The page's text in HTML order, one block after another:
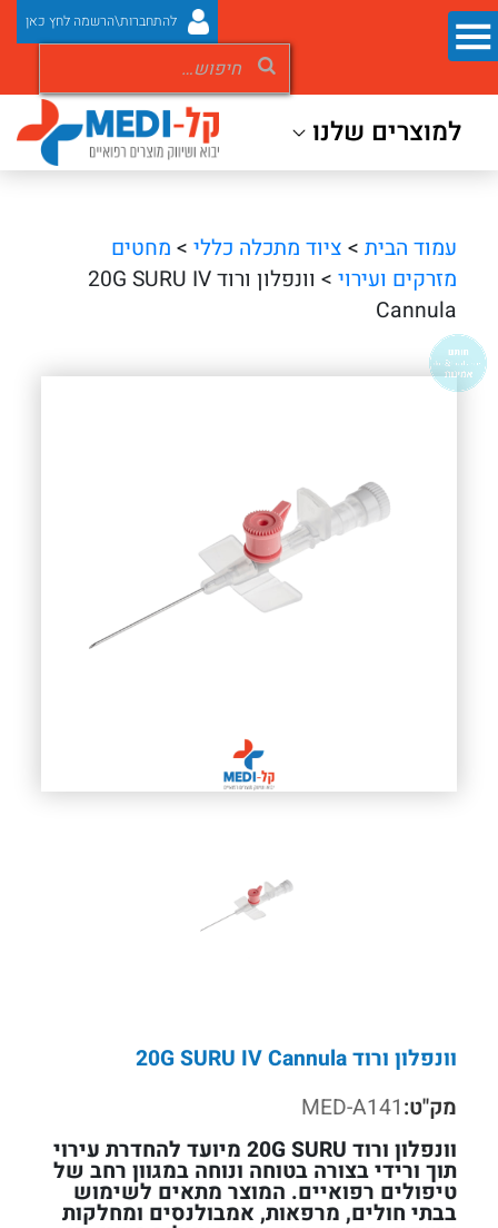
להתחברות\הרשמה לחץ כאן
למוצרים שלנו
עמוד הבית > ציוד מתכלה כללי > מחטים
מזרקים ועירוי
> וונפלון ורוד 20G SURU IV
Cannula
וונפלון ורוד 20G SURU IV Cannula
מק"ט:MED-A141
וונפלון ורוד 20G SURU מיועד להחדרת עירוי
תוך ורידי בצורה בטוחה ונוחה במגוון רחב של
טיפולים רפואיים. המוצר מתאים לשימוש
בבתי חולים, מרפאות, אמבולנסים ומחלקות